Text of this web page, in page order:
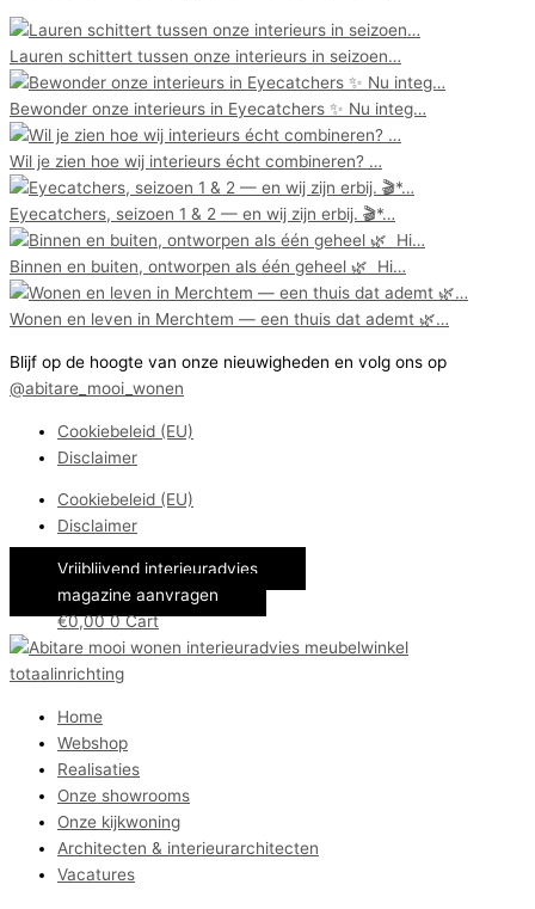
Lauren schittert tussen onze interieurs in seizoen…
Bewonder onze interieurs in Eyecatchers ✨ Nu integ…
Wil je zien hoe wij interieurs écht combineren?⁠ ⁠…
Eyecatchers, seizoen 1 & 2 — en wij zijn erbij. 🎬*…
Binnen en buiten, ontworpen als één geheel 🌿⁠ ⁠ Hi…
Wonen en leven in Merchtem — een thuis dat ademt 🌿…
Blijf op de hoogte van onze nieuwigheden en volg ons op
@abitare_mooi_wonen
Cookiebeleid (EU)
Disclaimer
Cookiebeleid (EU)
Disclaimer
Vrijblijvend interieuradvies
magazine aanvragen
€0,00 0 Cart
Home
Webshop
Realisaties
Onze showrooms
Onze kijkwoning
Architecten & interieurarchitecten
Vacatures